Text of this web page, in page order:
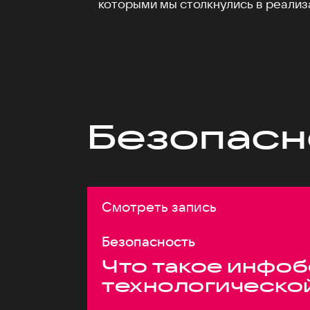
которыми мы столкнулись в
Смотреть запись
Безопасность
Что такое